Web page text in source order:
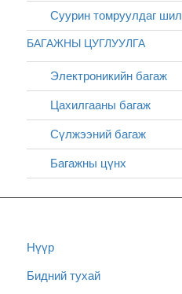
Суурин томруулдаг шил
БАГАЖНЫ ЦУГЛУУЛГА
Электроникийн багаж
Цахилгааны багаж
Сүлжээний багаж
Багажны цүнх
Нүүр
Бидний тухай